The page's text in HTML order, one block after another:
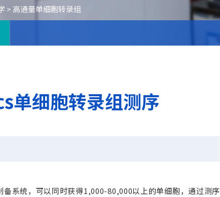
> 高通量单细胞转录组
单细胞转录组测序
系统，可以同时获得1,000-80,000以上的单细胞，通过测序